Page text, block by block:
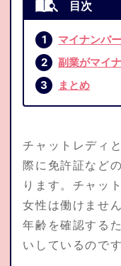
トピックス
通勤応募
在宅仮登録
マイナンバ
副業がマイ
まとめ
チャットレディ
際に免許証など
ります。チャッ
女性は働けません
年齢を確認する
いしているのです